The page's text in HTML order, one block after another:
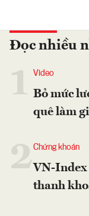
Đọc nhiều
Video
Bỏ mức
quê làm
2Chứng khoán
VN-Index
thanh